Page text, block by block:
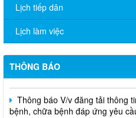
Lịch tiếp dân
Lịch làm việc
THÔNG BÁO
Thông báo V/v đăng tải thông
bệnh, chữa bệnh đáp ứng yêu
tạo khối ngành sức khỏe
THÔNG CÁO BÁO CHÍ Văn
nhân dân thành phố ban hành
Thông báo V/v đăng tải thông
bệnh, chữa bệnh đáp ứng yêu
tạo khối ngành sức khỏe